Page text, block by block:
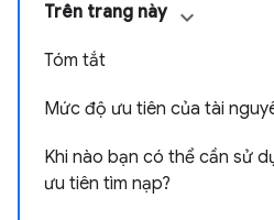
Trên trang này
Tóm tắt
Mức độ ưu tiên của tài
Khi nào bạn có thể cần sử
ưu tiên tìm nạp?